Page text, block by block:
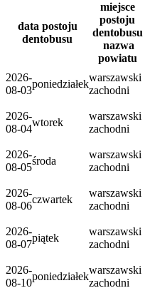
data postoju
dentobusu
miejsce
postoju
dentobusu
nazwa
powiatu
2026-
08-03
poniedziałek
warszawski
zachodni
2026-
08-04
wtorek
warszawski
zachodni
2026-
08-05
środa
warszawski
zachodni
2026-
08-06
czwartek
warszawski
zachodni
2026-
08-07
piątek
warszawski
zachodni
2026-
08-10
poniedziałek
warszawski
zachodni